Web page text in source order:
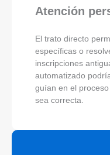
Atención
El trato directo
específicas o
inscripciones
automatizado
guían en el
sea correcta.